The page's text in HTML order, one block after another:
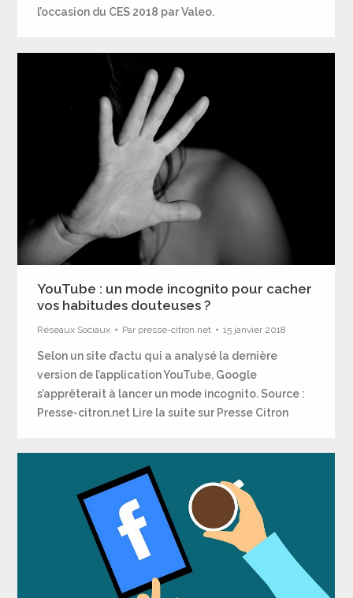
l’occasion du CES 2018 par Valeo.
YouTube : un mode incognito pour cacher
vos habitudes douteuses ?
Réseaux Sociaux Par presse-citron.net 15 janvier 2018
Selon un site d’actu qui a analysé la dernière
version de l’application YouTube, Google
s’apprêterait à lancer un mode incognito. Source :
Presse-citron.net Lire la suite sur Presse Citron